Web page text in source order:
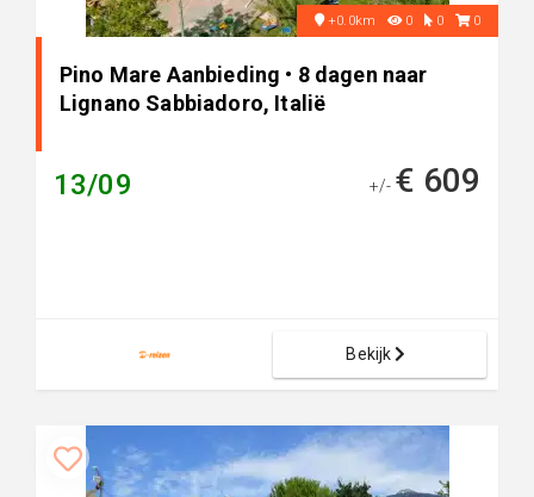
+0.0km 0 0 0
Pino Mare Aanbieding • 8 dagen naar
Lignano Sabbiadoro, Italië
13/09 +/- € 609
Bekijk